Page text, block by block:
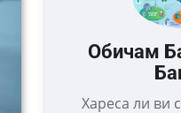
Обичам
Хареса ли ви